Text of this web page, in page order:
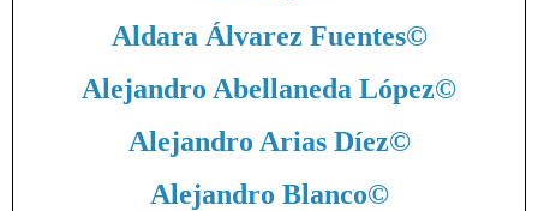
Aldara Álvarez Fuentes©
Alejandro Abellaneda López©
Alejandro Arias Díez©
Alejandro Blanco©